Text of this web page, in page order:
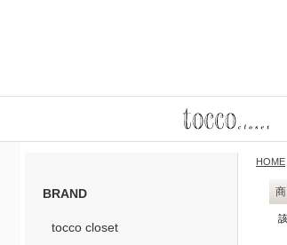
BRAND
tocco closet
HOME